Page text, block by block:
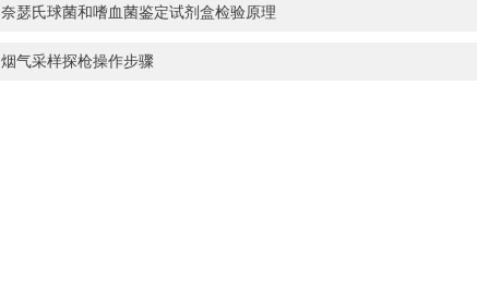
奈瑟氏球菌和嗜血菌鉴定试剂盒检验原理
烟气采样探枪操作步骤